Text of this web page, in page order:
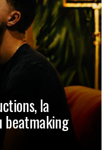
la
beatmaking